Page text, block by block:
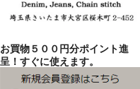
お買物５００円分ポイント進
呈！すぐに使えます。